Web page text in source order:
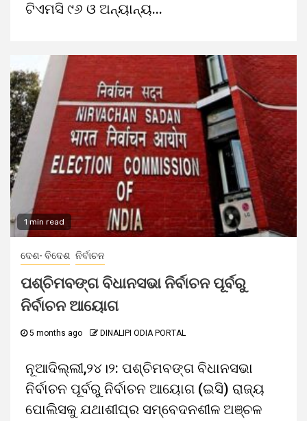
ଟିଏମସି ୯୬ ଓ ଅନ୍ୟାନ୍ୟ...
1 min read
ଦେଶ- ବିଦେଶ ନିର୍ବାଚନ
ପଶ୍ଚିମବଙ୍ଗ ବିଧାନସଭା ନିର୍ବାଚନ ପୂର୍ବରୁ
ନିର୍ବାଚନ ଆୟୋଗ
5 months ago DINALIPI ODIA PORTAL
ନୂଆଦିଲ୍ଲୀ,୨୪।୨: ପଶ୍ଚିମବଙ୍ଗ ବିଧାନସଭା
ନିର୍ବାଚନ ପୂର୍ବରୁ ନିର୍ବାଚନ ଆୟୋଗ (ଇସି) ରାଜ୍ୟ
ପୋଲିସକୁ ଯଥାଶୀଘ୍ର ସମ୍ବେଦନଶୀଳ ଅଞ୍ଚଳ